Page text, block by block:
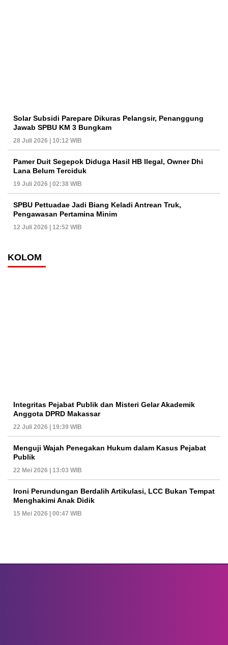
Solar Subsidi Parepare Dikuras Pelangsir, Penanggung
Jawab SPBU KM 3 Bungkam
28 Juli 2026 | 10:12 WIB
Pamer Duit Segepok Diduga Hasil HB Ilegal, Owner Dhi
Lana Belum Terciduk
19 Juli 2026 | 02:38 WIB
SPBU Pettuadae Jadi Biang Keladi Antrean Truk,
Pengawasan Pertamina Minim
12 Juli 2026 | 12:52 WIB
KOLOM
Integritas Pejabat Publik dan Misteri Gelar Akademik
Anggota DPRD Makassar
22 Juli 2026 | 19:39 WIB
Menguji Wajah Penegakan Hukum dalam Kasus Pejabat
Publik
22 Mei 2026 | 13:03 WIB
Ironi Perundungan Berdalih Artikulasi, LCC Bukan Tempat
Menghakimi Anak Didik
15 Mei 2026 | 00:47 WIB